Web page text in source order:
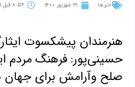
خبرها 31 شهریور 1400 8:54 قبل از ظهر
هنرمندان پیشکسوت
حسینی‌پور: فرهنگ مردم
صلح وآرامش برای جهان